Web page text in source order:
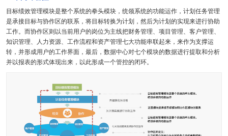
智能化平台
数字可信
数字身份 电子签章
印控管理
政务信创
智慧政务 信创办公
央国企办公 高校办公
目标绩效管理模块是整个系统的拳头模块，统领系统的功能运作，计划任务管理
是承接目标与协作区的联系，将目标转换为计划，然后为计划的实现来进行协助
工作。而协作区则以当前用户的岗位为主线把财务管理、项目管理、客户管理、
知识管理、人力资源、工作流程和资产管理七大功能串联起来，来作为支撑运
转，并形成用户的工作界面，最后，数据中心对七个模块的数据进行提取和分析
并以报表的形式体现出来，以此形成一个管控的闭环。